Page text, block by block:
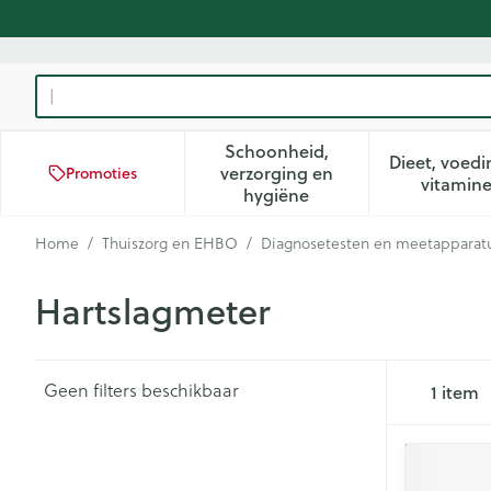
Product, merk, categorie...
Promoties
Schoonheid,
verzorging en
hygiëneToon submenu voor
Dieet,
Home / Thuiszorg en EHBO / Diagnosetesten en
Hartslagmeter
Geen filters beschikbaar 1 item